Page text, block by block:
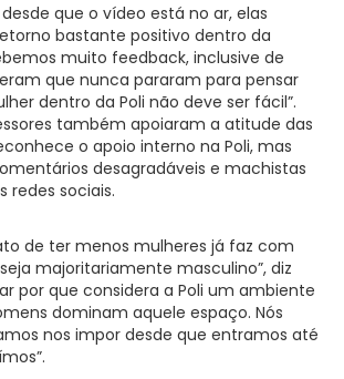
que o vídeo está no ar, elas
bastante positivo dentro da
muito feedback, inclusive de
que nunca pararam para pensar
dentro da Poli não deve ser fácil”.
também apoiaram a atitude das
o apoio interno na Poli, mas
desagradáveis e machistas
redes sociais.
de ter menos mulheres já faz com
majoritariamente masculino”, diz
por que considera a Poli um ambiente
dominam aquele espaço. Nós
nos impor desde que entramos até